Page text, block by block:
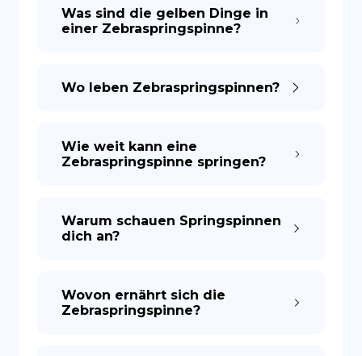
Was sind die gelben Dinge in
einer Zebraspringspinne?
Wo leben Zebraspringspinnen?
Wie weit kann eine
Zebraspringspinne springen?
Warum schauen Springspinnen
dich an?
Wovon ernährt sich die
Zebraspringspinne?